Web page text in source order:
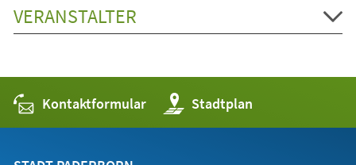
VERANSTALTER
Kontaktformular Stadtplan
(Öffnet
in
einem